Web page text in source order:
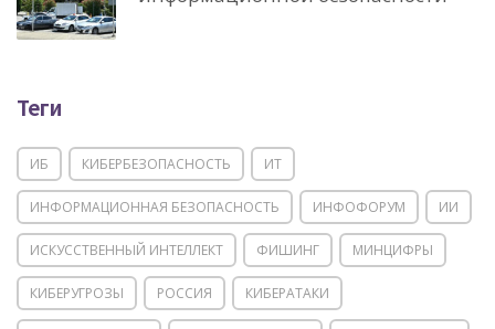
Теги
ИБ КИБЕРБЕЗОПАСНОСТЬ ИТ
ИНФОРМАЦИОННАЯ БЕЗОПАСНОСТЬ ИНФОФОРУМ ИИ
ИСКУССТВЕННЫЙ ИНТЕЛЛЕКТ ФИШИНГ МИНЦИФРЫ
КИБЕРУГРОЗЫ РОССИЯ КИБЕРАТАКИ